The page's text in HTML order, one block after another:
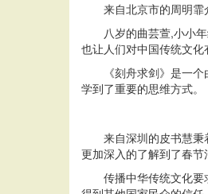
来自北京市的周明
八岁的曲芸萱,小小
也让人们对中国传统文化
《刻舟求剑》是一
学到了重要的思维方式。
来自深圳的皮书慧
更加深入的了解到了春
传播中华传统文化